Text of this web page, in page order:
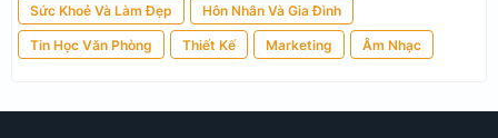
Sức Khoẻ Và Làm Đẹp Hôn Nhân Và Gia Đình
Tin Học Văn Phòng Thiết Kế Marketing Âm Nhạc